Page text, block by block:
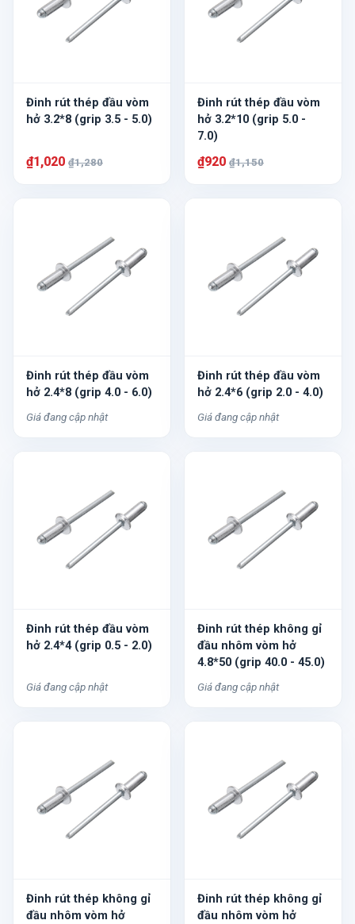
Đinh rút thép đầu vòm
hở 3.2*8 (grip 3.5 - 5.0)
₫1,020 ₫1,280
Đinh rút thép đầu vòm
hở 3.2*10 (grip 5.0 -
7.0)
₫920 ₫1,150
Đinh rút thép đầu vòm
hở 2.4*8 (grip 4.0 - 6.0)
Giá đang cập nhật
Đinh rút thép đầu vòm
hở 2.4*6 (grip 2.0 - 4.0)
Giá đang cập nhật
Đinh rút thép đầu vòm
hở 2.4*4 (grip 0.5 - 2.0)
Giá đang cập nhật
Đinh rút thép không gỉ
đầu nhôm vòm hở
4.8*50 (grip 40.0 - 45.0)
Giá đang cập nhật
Đinh rút thép không gỉ
đầu nhôm vòm hở
Đinh rút thép không gỉ
đầu nhôm vòm hở